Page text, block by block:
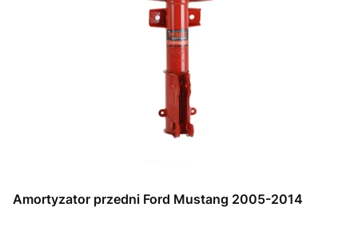
Amortyzator przedni Ford Mustang 2005-2014